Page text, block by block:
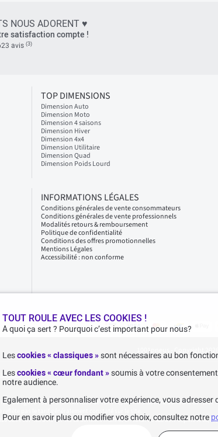
NOUS ADORENT ♥
satisfaction compte !
avis (3)
TOP DIMENSIONS
Dimension Auto
Dimension Moto
Dimension 4 saisons
Dimension Hiver
Dimension 4x4
Dimension Utilitaire
Dimension Quad
Dimension Poids Lourd
INFORMATIONS LÉGALES
Conditions générales de vente consommateurs
Conditions générales de vente professionnels
Modalités retours & remboursement
Politique de confidentialité
Conditions des offres promotionnelles
Mentions Légales
Accessibilité : non conforme
1001pneus - Copyright
ou égal à 70€ TTC (en-dessous de 70€ TTC, les frais de livraison sont de 7,90€
basé sur 468 avis sur les 12 derniers mois et un total de 623 avis depuis le 03/
TOUT ROULE AVEC LES COOKIES !
A quoi ça sert ? Pourquoi c’est important pour nous?
Lescookies « classiques »sont nécessaires au bon
Lescookies « cœur fondant » soumis à votre
notre audience.
Egalement à personnaliser votre expérience, vous adresser
Pour en savoir plus ou modifier vos choix, consultez notre